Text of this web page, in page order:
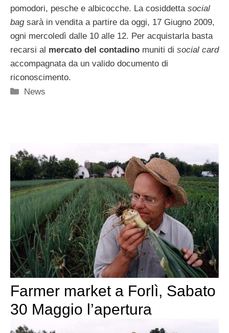
pomodori, pesche e albicocche. La cosiddetta social
bagsarà in vendita a partire da oggi, 17 Giugno 2009,
ogni mercoledì dalle 10 alle 12. Per acquistarla basta
recarsi al mercato del contadino muniti di social card
accompagnata da un valido documento di
riconoscimento.
Categorie
News
Farmer market a Forlì, Sabato
30 Maggio l’apertura